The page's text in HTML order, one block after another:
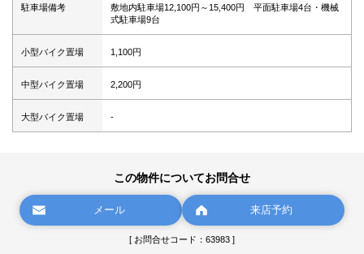
駐車場備考
敷地内駐車場12,100円～15,400円 平面駐車場4台・機械
式駐車場9台
小型バイク置場 1,100円
中型バイク置場 2,200円
大型バイク置場 -
この物件についてお問合せ
メール 来店予約
[ お問合せコード：63983 ]